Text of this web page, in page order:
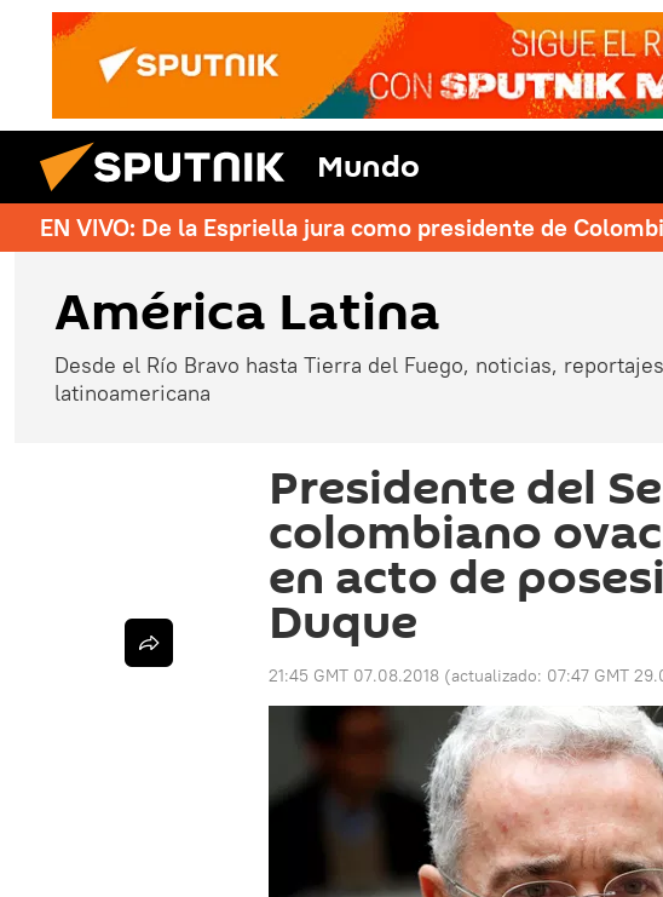
Mundo
EN VIVO: De la Espriella jura como presidente de
América Latina
Desde el Río Bravo hasta Tierra del Fuego, noticias,
latinoamericana
Presidente del
colombiano
en acto de
Duque
21:45 GMT 07.08.2018 (actualizado: 07:47 GMT